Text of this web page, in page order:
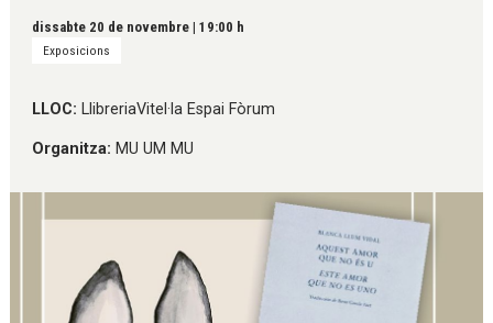
dissabte 20 de novembre | 19:00 h
Exposicions
LLOC: LlibreriaVitel·la Espai Fòrum
Organitza: MU UM MU